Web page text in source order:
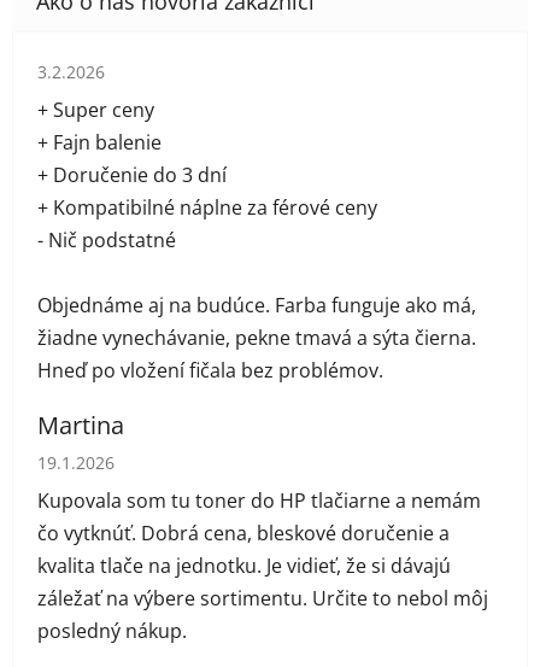
Hodnotenie obchodu je 5 z 5 hviezdičiek.
3.2.2026
+ Super ceny
+ Fajn balenie
+ Doručenie do 3 dní
+ Kompatibilné náplne za férové ceny
- Nič podstatné
Objednáme aj na budúce. Farba funguje ako má,
žiadne vynechávanie, pekne tmavá a sýta čierna.
Hneď po vložení fičala bez problémov.
Martina
Hodnotenie obchodu je 5 z 5 hviezdičiek.
19.1.2026
Kupovala som tu toner do HP tlačiarne a nemám
čo vytknúť. Dobrá cena, bleskové doručenie a
kvalita tlače na jednotku. Je vidieť, že si dávajú
záležať na výbere sortimentu. Určite to nebol môj
posledný nákup.